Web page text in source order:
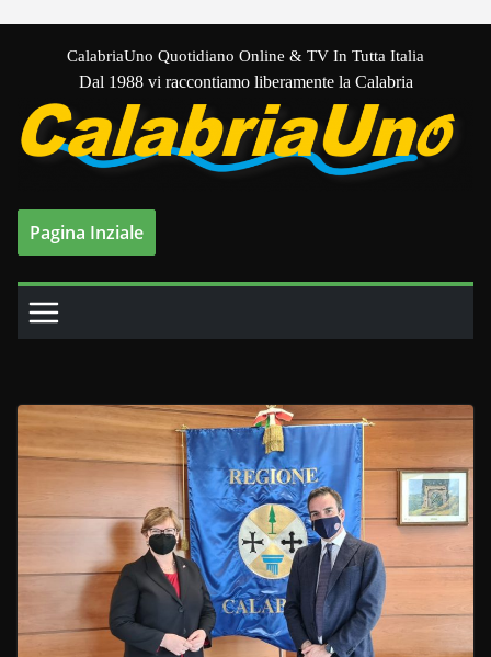
contenuto
CalabriaUno Quotidiano Online & TV In Tutta Italia
Dal 1988 vi raccontiamo liberamente la Calabria
Pagina Inziale